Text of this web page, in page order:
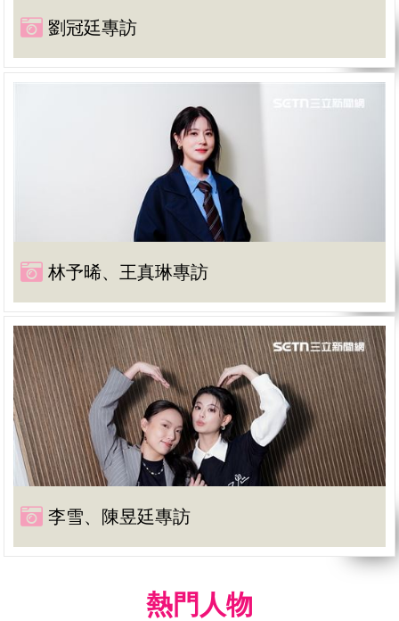
劉冠廷專訪
林予晞、王真琳專訪
李雪、陳昱廷專訪
熱門人物